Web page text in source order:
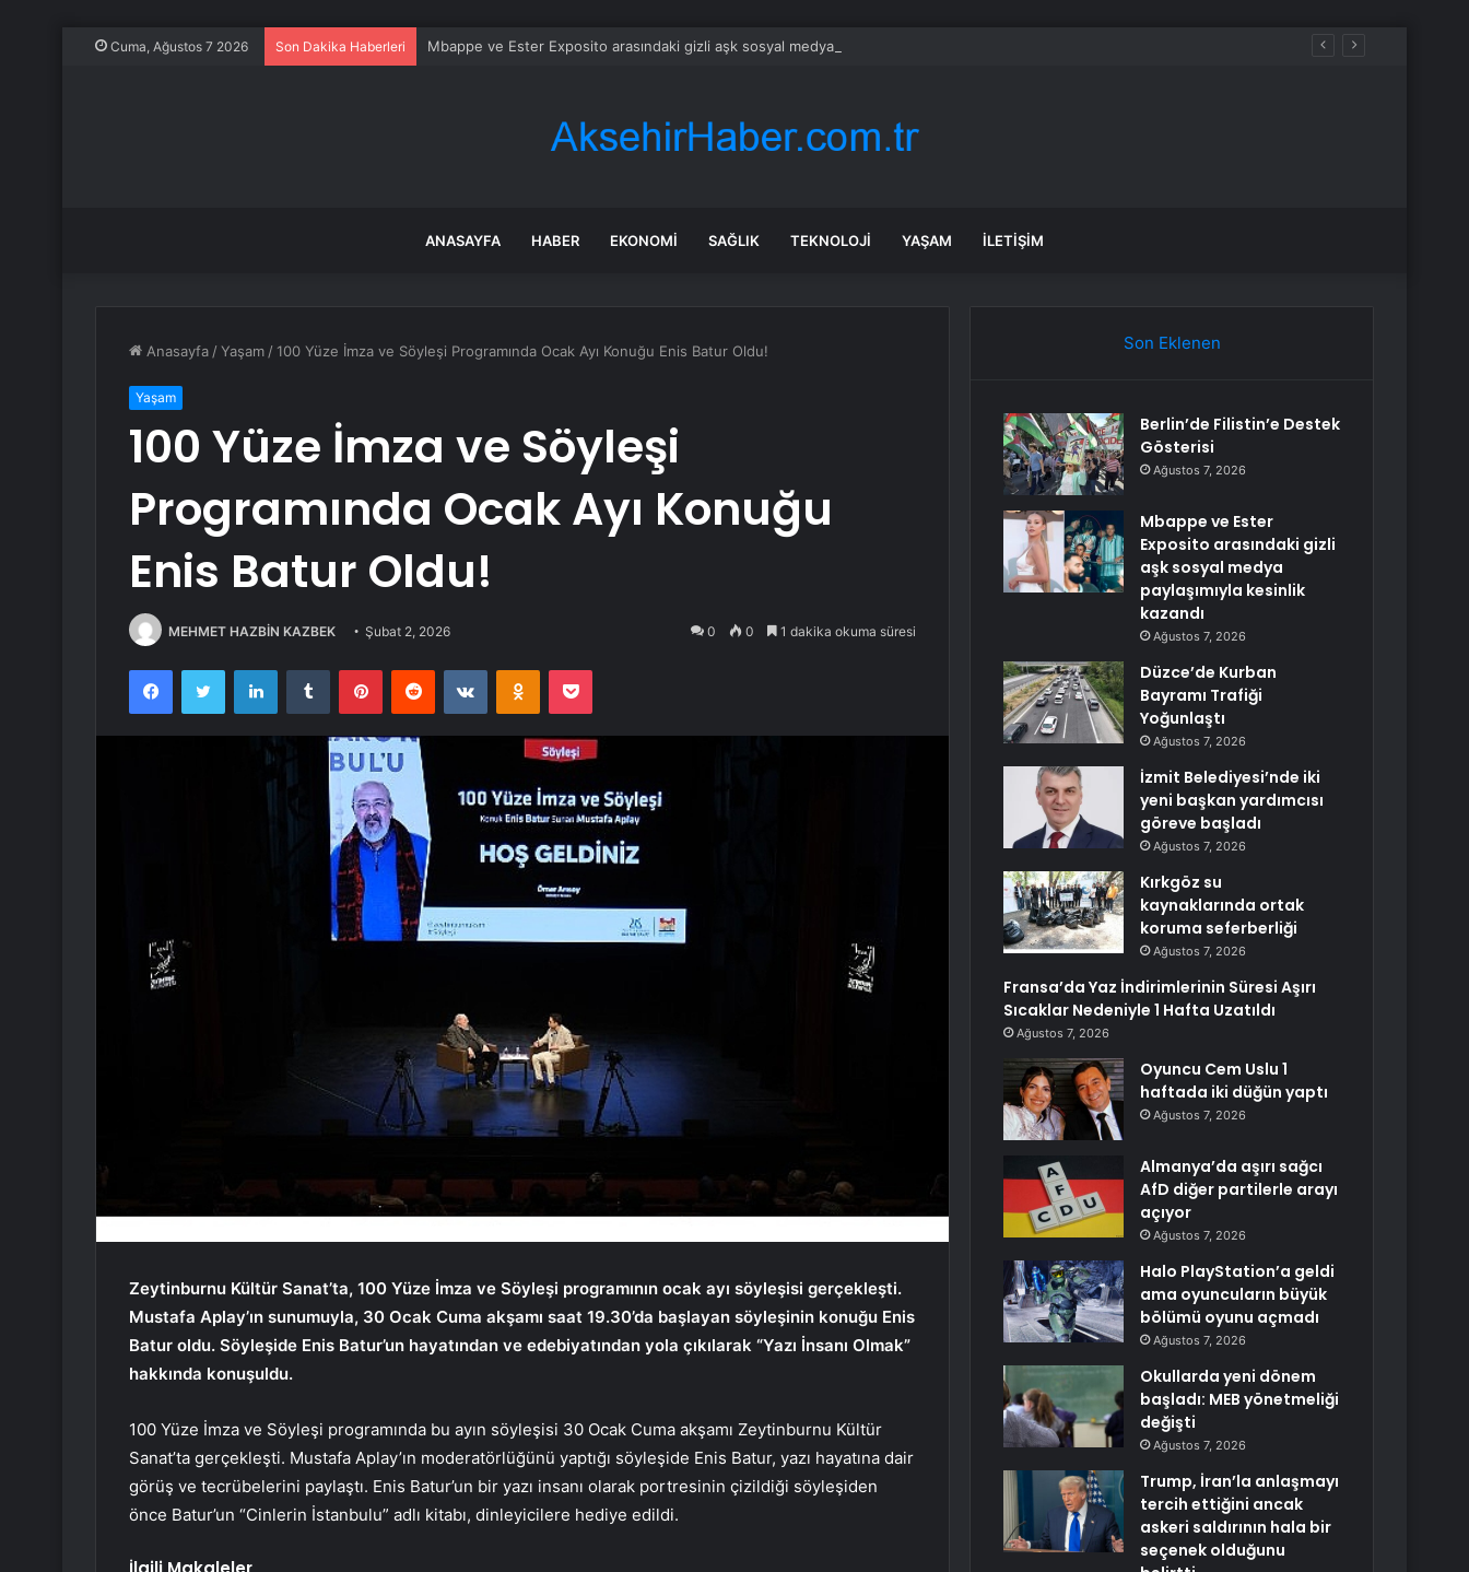
Cuma, Ağustos 7 2026 Son Dakika Haberleri Mbappe ve Ester Exposito arasındaki gizli aşk sosyal medya paylaşımıyla kesinlik kazandı
ANASAYFA HABER EKONOMI SAĞLIK TEKNOLOJI YAŞAM İLETIŞIM
Anasayfa /Yaşam /100 Yüze İmza ve Söyleşi Programında Ocak Ayı Konuğu Enis Batur Oldu!
Yaşam
100 Yüze İmza ve Söyleşi
Programında Ocak Ayı Konuğu
Enis Batur Oldu!
MEHMET HAZBİN KAZBEK Şubat 2, 2026 0 0 1 dakika okuma süresi
FacebookTwitter LinkedInTumblr PinterestReddit VKontakteOdnoklassniki
Pocket
Zeytinburnu Kültür Sanat’ta, 100 Yüze İmza ve Söyleşi programının ocak ayı söyleşisi gerçekleşti.
Mustafa Aplay’ın sunumuyla, 30 Ocak Cuma akşamı saat 19.30’da başlayan söyleşinin konuğu Enis
Batur oldu. Söyleşide Enis Batur’un hayatından ve edebiyatından yola çıkılarak “Yazı İnsanı Olmak”
hakkında konuşuldu.
100 Yüze İmza ve Söyleşi programında bu ayın söyleşisi 30 Ocak Cuma akşamı Zeytinburnu Kültür
Sanat’ta gerçekleşti. Mustafa Aplay’ın moderatörlüğünü yaptığı söyleşide Enis Batur, yazı hayatına dair
görüş ve tecrübelerini paylaştı. Enis Batur’un bir yazı insanı olarak portresinin çizildiği söyleşiden
önce Batur’un “Cinlerin İstanbulu” adlı kitabı, dinleyicilere hediye edildi.
Son Eklenen
Berlin’de Filistin’e Destek
Gösterisi
Ağustos 7, 2026
Mbappe ve Ester
Exposito arasındaki gizli
aşk sosyal medya
paylaşımıyla kesinlik
kazandı
Ağustos 7, 2026
Düzce’de Kurban
Bayramı Trafiği
Yoğunlaştı
Ağustos 7, 2026
İzmit Belediyesi’nde iki
yeni başkan yardımcısı
göreve başladı
Ağustos 7, 2026
Kırkgöz su
kaynaklarında ortak
koruma seferberliği
Ağustos 7, 2026
Fransa’da Yaz İndirimlerinin Süresi Aşırı
Sıcaklar Nedeniyle 1 Hafta Uzatıldı
Ağustos 7, 2026
Oyuncu Cem Uslu 1
haftada iki düğün yaptı
Ağustos 7, 2026
Almanya’da aşırı sağcı
AfD diğer partilerle arayı
açıyor
Ağustos 7, 2026
Halo PlayStation’a geldi
ama oyuncuların büyük
bölümü oyunu açmadı
Ağustos 7, 2026
Okullarda yeni dönem
başladı: MEB yönetmeliği
değişti
Ağustos 7, 2026
Trump, İran’la anlaşmayı
tercih ettiğini ancak
askeri saldırının hala bir
seçenek olduğunu